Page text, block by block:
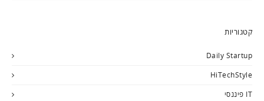
קטגוריות
Daily Startup
HiTechStyle
IT פיננסי